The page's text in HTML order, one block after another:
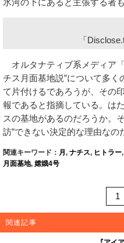
“ナチス月面基地説”の支持者
ラジーミル・テルッツオスキ
があると主張している。
テルッツオスキー博士によ
月面着陸に成功してすぐに、
を築造しはじめたという。そ
は、月の裏側にナチスの研究
ということだ。この説の支持
氷河の下にあると主張する者